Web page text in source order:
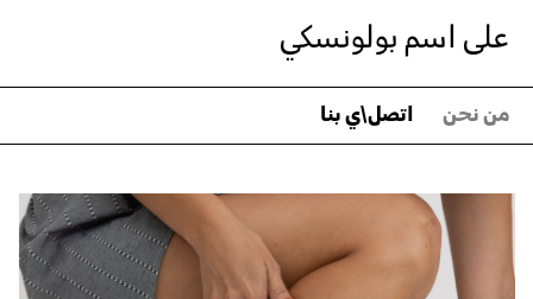
على اسم بولونسكي
من نحن اتصل\ي بنا
المعرض
الرئيسي